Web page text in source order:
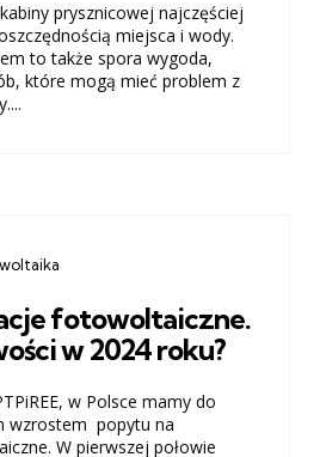
prysznicowej najczęściej
miejsca i wody.
to także spora wygoda,
które mogą mieć problem z
fotowoltaiczne.
w 2024 roku?
w Polsce mamy do
wzrostem popytu na
W pierwszej połowie